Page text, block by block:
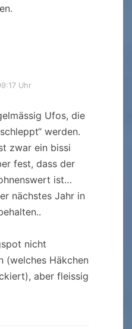
Uhr
Ufos, die
werden.
zwar ein bissi
fest, dass der
ist…
nächstes Jahr in
nicht
(welches Häkchen
aber fleissig